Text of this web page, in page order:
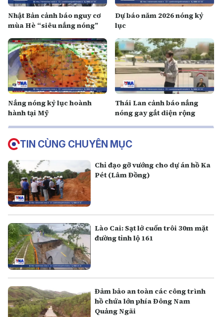
Nhật Bản cảnh báo nguy cơ
mùa Hè “siêu nắng nóng”
Dự báo năm 2026 nóng kỷ
lục
Nắng nóng kỷ lục hoành
hành tại Mỹ
Thái Lan cảnh báo nắng
nóng gay gắt diện rộng
TIN CÙNG CHUYÊN MỤC
Chỉ đạo gỡ vướng cho dự án hồ Ka
Pét (Lâm Đồng)
Lào Cai: Sạt lở cuốn trôi 30m mặt
đường tỉnh lộ 161
Đảm bảo an toàn các công trình
hồ chứa lớn phía Đông Nam
Quảng Ngãi